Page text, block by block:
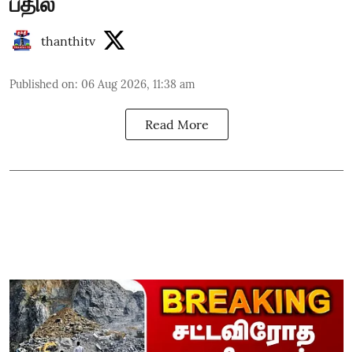
thanthitv
Published on: 06 Aug 2026, 11:38 am
Read More